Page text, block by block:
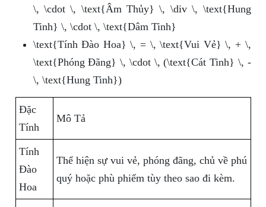
\, \cdot \, \text{Âm Thủy} \, \div \, \text{Hung
Tinh} \, \cdot \, \text{Dâm Tinh}
\text{Tính Đào Hoa} \, = \, \text{Vui Vẻ} \, + \,
\text{Phóng Đãng} \, \cdot \, (\text{Cát Tinh} \, -
\, \text{Hung Tinh})
Đặc
Tính
Mô Tả
Tính
Đào
Hoa
Thể hiện sự vui vẻ, phóng đãng, chủ về phú
quý hoặc phù phiếm tùy theo sao đi kèm.